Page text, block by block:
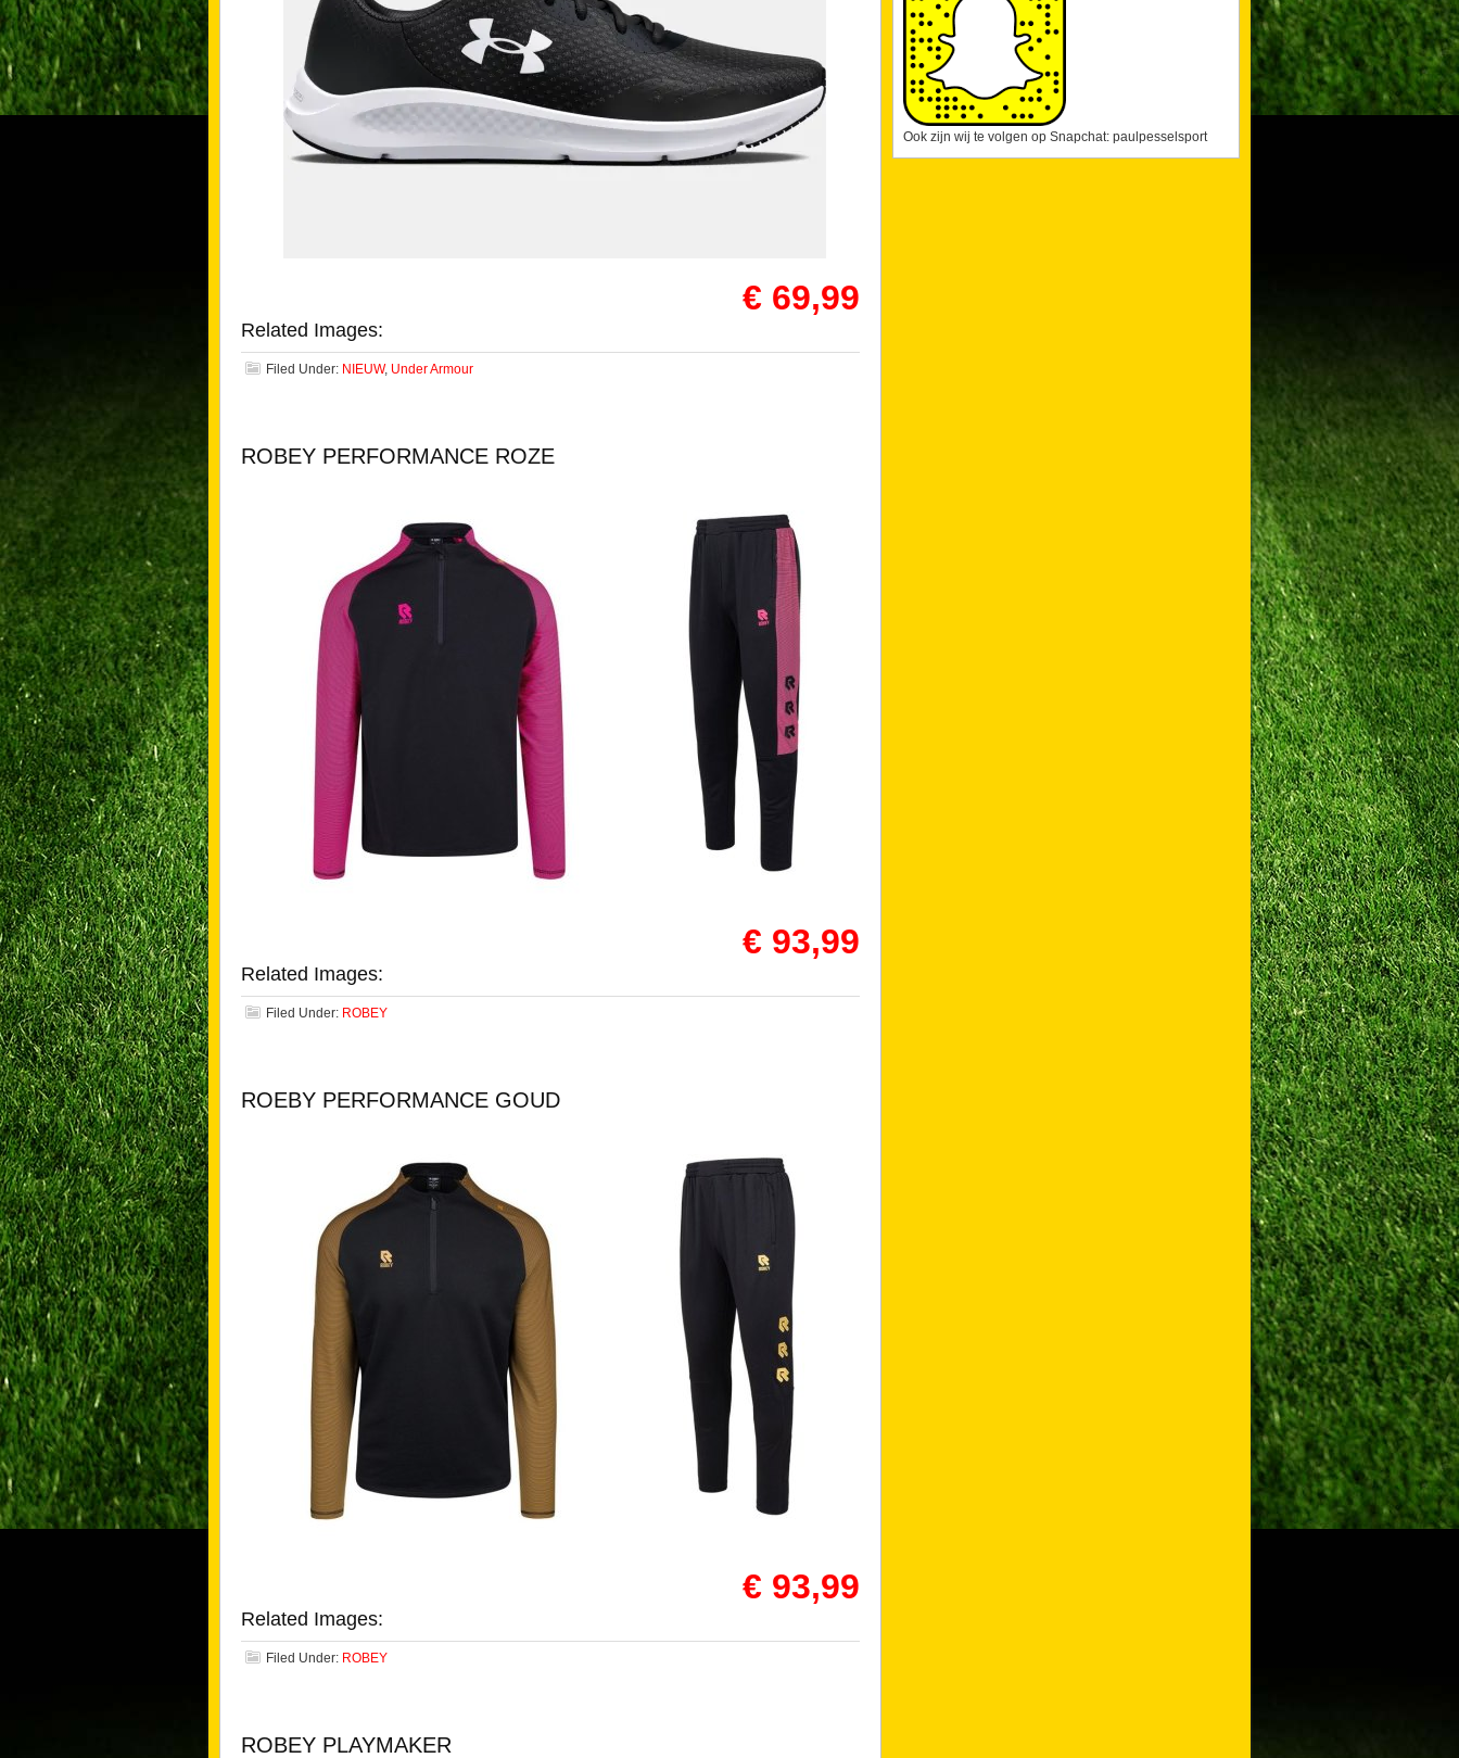
€ 69,99
Related Images:
Filed Under: NIEUW, Under Armour
ROBEY PERFORMANCE ROZE
€ 93,99
Related Images:
Filed Under: ROBEY
ROEBY PERFORMANCE GOUD
€ 93,99
Related Images:
Filed Under: ROBEY
ROBEY PLAYMAKER
Ook zijn wij te volgen op Snapchat: paulpesselsport